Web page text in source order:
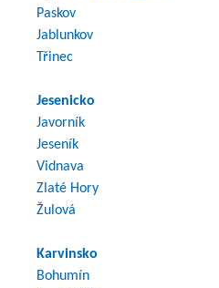
Paskov
Jablunkov
Třinec
Jesenicko
Javorník
Jeseník
Vidnava
Zlaté Hory
Žulová
Karvinsko
Bohumín